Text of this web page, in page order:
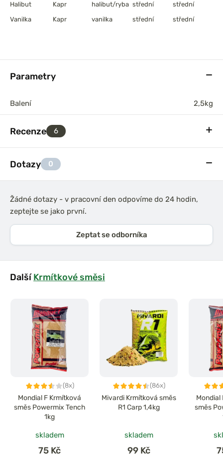
Halibut
Kapr halibut/ryba střední
střední
Vanilka
Kapr vanilka střední střední
Parametry
Balení 2,5kg
Recenze 6
Dotazy 0
Žádné dotazy - v pracovní den odpovíme do 24 hodin,
zeptejte se jako první.
Zeptat se odborníka
DalšíKrmítkové směsi
(8x)
Mondial F Krmítková
směs Powermix Tench
1kg
skladem
75 Kč
(86x)
Mivardi Krmítková směs
R1 Carp 1,4kg
skladem
99 Kč
Mondial
směs